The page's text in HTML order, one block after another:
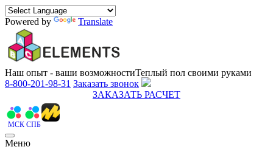
Powered by Translate
Наш опыт - ваши возможностиТеплый пол своими руками
8-800-201-98-31 Заказать звонок
ЗАКАЗАТЬ РАСЧЕТ
МСК СПБ
Меню